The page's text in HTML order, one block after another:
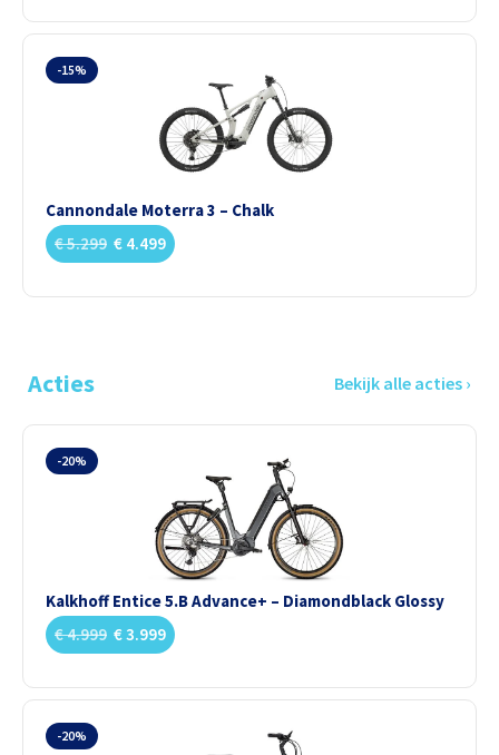
-15%
Cannondale Moterra 3 – Chalk
€5.299 € 4.499
Acties Bekijk alle acties ›
-20%
Kalkhoff Entice 5.B Advance+ – Diamondblack Glossy
€4.999 €3.999
-20%